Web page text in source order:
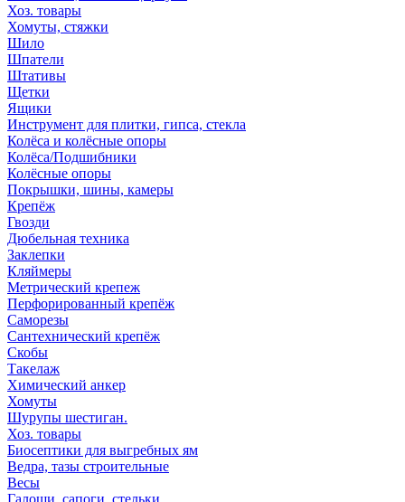
Хоз. товары
Хомуты, стяжки
Шило
Шпатели
Штативы
Щетки
Ящики
Инструмент для плитки, гипса, стекла
Колёса и колёсные опоры
Колёса/Подшибники
Колёсные опоры
Покрышки, шины, камеры
Крепёж
Гвозди
Дюбельная техника
Заклепки
Кляймеры
Метрический крепеж
Перфорированный крепёж
Саморезы
Сантехнический крепёж
Скобы
Такелаж
Химический анкер
Хомуты
Шурупы шестиган.
Хоз. товары
Биосептики для выгребных ям
Ведра, тазы строительные
Весы
Галоши, сапоги, стельки